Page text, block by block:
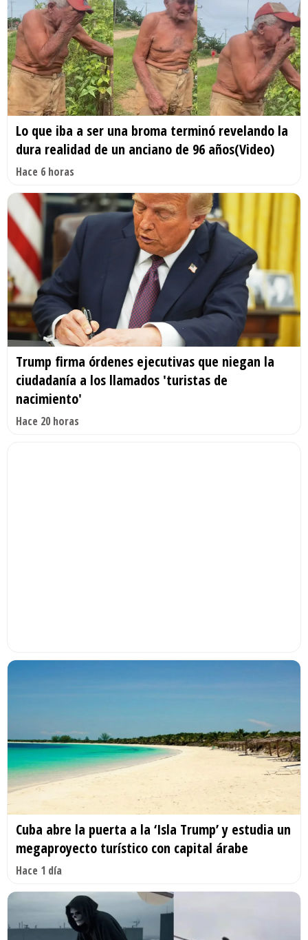
Lo que iba a ser una broma terminó revelando la
dura realidad de un anciano de 96 años(Video)
Hace 6 horas
Trump firma órdenes ejecutivas que niegan la
ciudadanía a los llamados 'turistas de
nacimiento'
Hace 20 horas
Cuba abre la puerta a la ‘Isla Trump’ y estudia un
megaproyecto turístico con capital árabe
Hace 1 día